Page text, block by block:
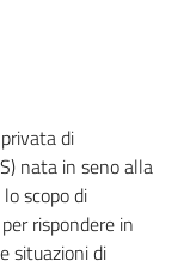
di
nata in seno alla
scopo di
rispondere in
situazioni di